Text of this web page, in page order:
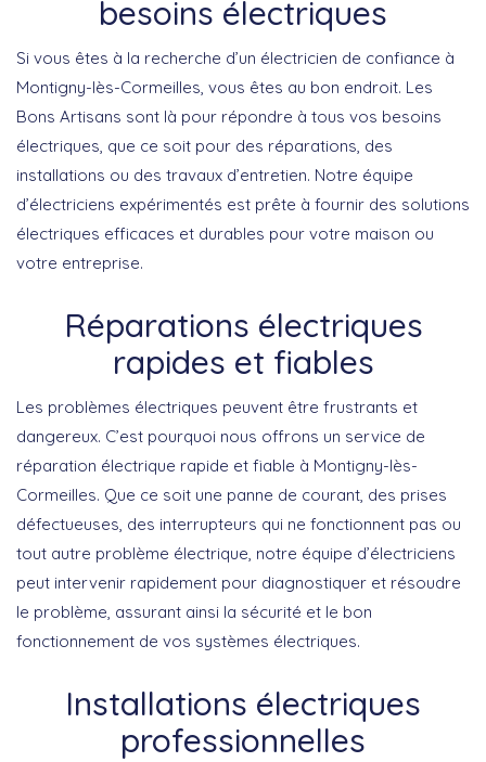
besoins électriques
Si vous êtes à la recherche d’un électricien de confiance à
Montigny-lès-Cormeilles, vous êtes au bon endroit. Les
Bons Artisans sont là pour répondre à tous vos besoins
électriques, que ce soit pour des réparations, des
installations ou des travaux d’entretien. Notre équipe
d’électriciens expérimentés est prête à fournir des solutions
électriques efficaces et durables pour votre maison ou
votre entreprise.
Réparations électriques
rapides et fiables
Les problèmes électriques peuvent être frustrants et
dangereux. C’est pourquoi nous offrons un service de
réparation électrique rapide et fiable à Montigny-lès-
Cormeilles. Que ce soit une panne de courant, des prises
défectueuses, des interrupteurs qui ne fonctionnent pas ou
tout autre problème électrique, notre équipe d’électriciens
peut intervenir rapidement pour diagnostiquer et résoudre
le problème, assurant ainsi la sécurité et le bon
fonctionnement de vos systèmes électriques.
Installations électriques
professionnelles